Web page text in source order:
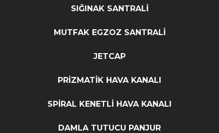
SIĞINAK SANTRALİ
MUTFAK EGZOZ SANTRALİ
JETCAP
PRİZMATİK HAVA KANALI
SPİRAL KENETLİ HAVA KANALI
DAMLA TUTUCU PANJUR